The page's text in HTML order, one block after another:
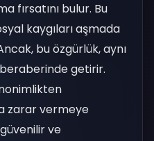
fırsatını bulur. Bu
kaygıları aşmada
bu özgürlük, aynı
getirir.
zarar vermeye
ve